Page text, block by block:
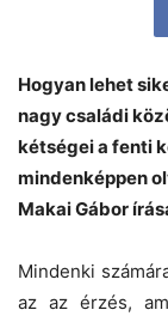
Hogyan lehet
nagy családi
kétségei a fenti
mindenképpen
Makai Gábor
Mindenki
az az érzés,